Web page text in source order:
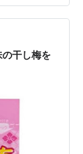
付いてしま
飯のおかず
干し梅を